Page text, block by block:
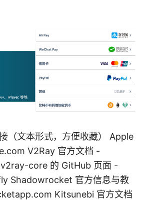
（文本形式，方便收藏） Apple
V2Ray 官方文档 -
core 的 GitHub 页面 -
Shadowrocket 官方信息与教
Kitsunebi 官方文档